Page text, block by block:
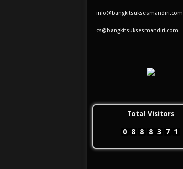
info@bangkitsuksesmandiri.com
cs@bangkitsuksesmandiri.com
Total Visitors
0 8 8 8 3 7 1